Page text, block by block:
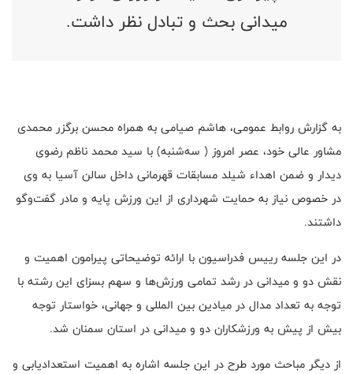
میدانی بحث و تبادل نظر داشت.
به گزارش روابط عمومی، هاشم صیامی به همراه محسن برگزر محمدی
مشاور عالی خود،‌ عصر امروز ( سه‌شنبه) با سید محمد ناظم رضوی
دیدار و ضمن اهداء شیلد مسابقات قهرمانی داخل سالن آسیا به وی
در خصوص نیاز به حمایت شهرداری از این ورزش پایه و مادر گفت‌وگو
داشتند.
در این جلسه رییس فدراسیون با ارائه توضیحاتی پیرامون اهمیت و
نقش دو و میدانی در رشد تمامی ورزش‌ها و سهم بسزای این رشته با
توجه به تعداد مدال در میادین بین المللی و جهانی، خواستار توجه
بیش از پیش به ورزشکاران دو و میدانی در استان سمنان شد.
از دیگر مباحث مورد طرح در این جلسه اشاره به اهمیت استعدادیابی و